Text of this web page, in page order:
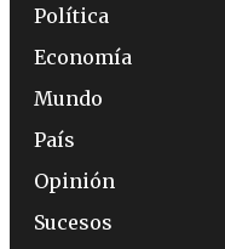
Política
Economía
Mundo
País
Opinión
Sucesos